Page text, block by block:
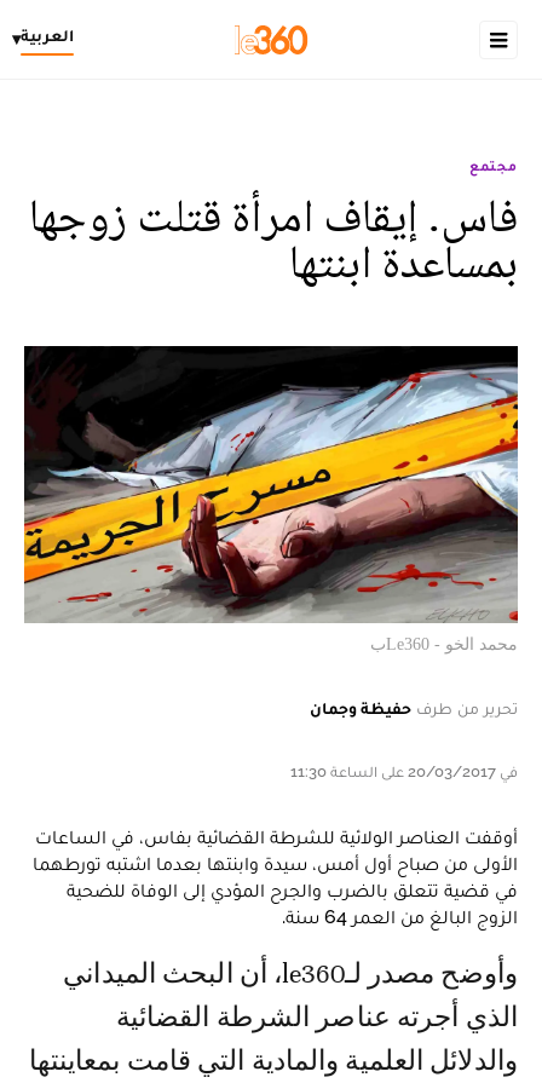
العربية▾
مجتمع
فاس. إيقاف امرأة قتلت زوجها
بمساعدة ابنتها
محمد الخو - Le360ب
تحرير من طرف حفيظة وجمان
في 20/03/2017 على الساعة 11:30
أوقفت العناصر الولائية للشرطة القضائية بفاس، في الساعات
الأولى من صباح أول أمس، سيدة وابنتها بعدما اشتبه تورطهما
في قضية تتعلق بالضرب والجرح المؤدي إلى الوفاة للضحية
الزوج البالغ من العمر 64 سنة.
وأوضح مصدر لـle360، أن البحث الميداني
الذي أجرته عناصر الشرطة القضائية
والدلائل العلمية والمادية التي قامت بمعاينتها